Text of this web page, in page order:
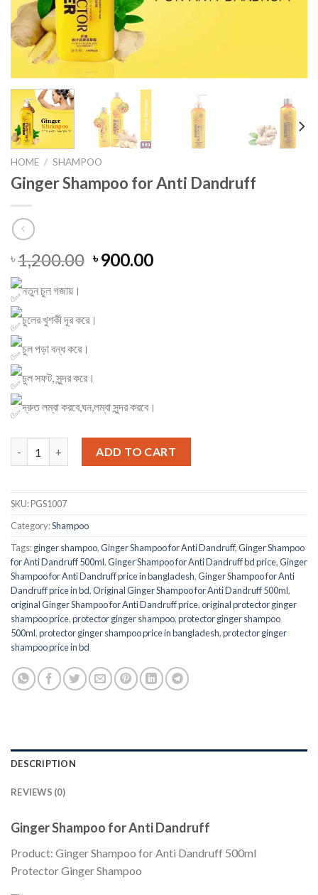
HOME / SHAMPOO
Ginger Shampoo for Anti Dandruff
৳1,200.00 Original
৳900.00Current
নতুন চুল গজায়।
চুলের খুশকী দূর করে।
চুল পড়া বন্ধ করে।
চুল সফট, সুন্দর করে।
দ্রুত লম্বা করবে,ঘন,লম্বা সুন্দর করবে।
ADD TO CART
SKU:PGS1007
Category:Shampoo
Tags:ginger shampoo,Ginger Shampoo for Anti Dandruff,Ginger Shampoo
for Anti Dandruff 500ml,Ginger Shampoo for Anti Dandruff bd price,Ginger
Shampoo for Anti Dandruff price in bangladesh,Ginger Shampoo for Anti
Dandruff price in bd,Original Ginger Shampoo for Anti Dandruff 500ml,
original Ginger Shampoo for Anti Dandruff price,original protector ginger
shampoo price,protector ginger shampoo,protector ginger shampoo
500ml,protector ginger shampoo price in bangladesh,protector ginger
shampoo price in bd
DESCRIPTION
REVIEWS (0)
Ginger Shampoo for Anti Dandruff
Product: Ginger Shampoo for Anti Dandruff 500ml
Protector Ginger Shampoo